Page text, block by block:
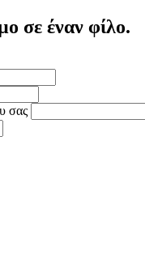
σε έναν φίλο.
σας